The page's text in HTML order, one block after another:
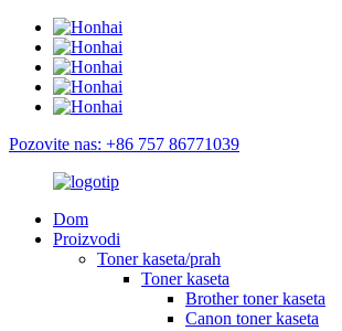
Pozovite nas: +86 757 86771039
Dom
Proizvodi
Toner kaseta/prah
Toner kaseta
Brother toner kaseta
Canon toner kaseta